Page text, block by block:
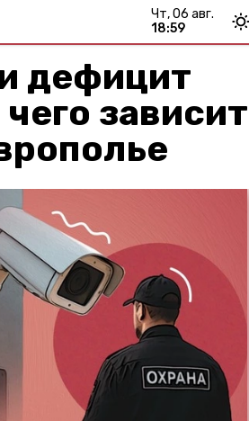
чт, 06 авг.
18:59
дефицит
зависит